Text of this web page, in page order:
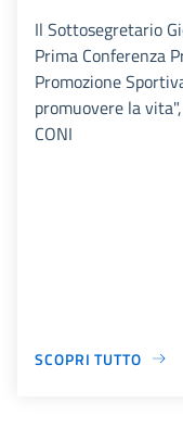
Il Sottosegretario
Prima Conferenza
Promozione
promuovere la
CONI
SCOPRI TUTTO